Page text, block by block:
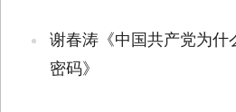
谢春涛《中国共产党为什
密码》